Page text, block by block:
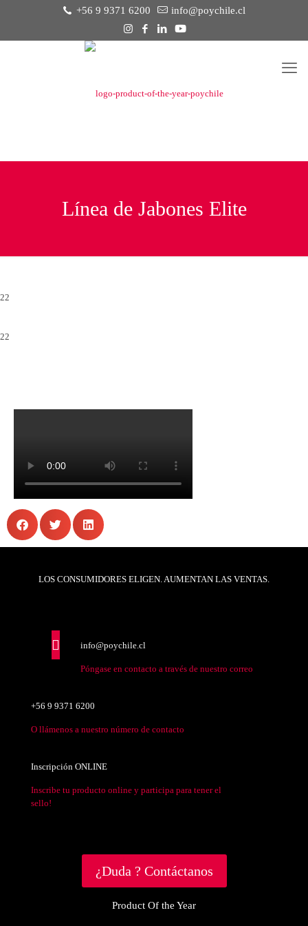
+56 9 9371 6200 info@poychile.cl
Línea de Jabones Elite
LOS CONSUMIDORES ELIGEN. AUMENTAN LAS VENTAS.
info@poychile.cl
Póngase en contacto a través de nuestro correo
+56 9 9371 6200
O llámenos a nuestro número de contacto
Inscripción ONLINE
Inscribe tu producto online y participa para tener el
sello!
¿Duda ? Contáctanos
Product Of the Year